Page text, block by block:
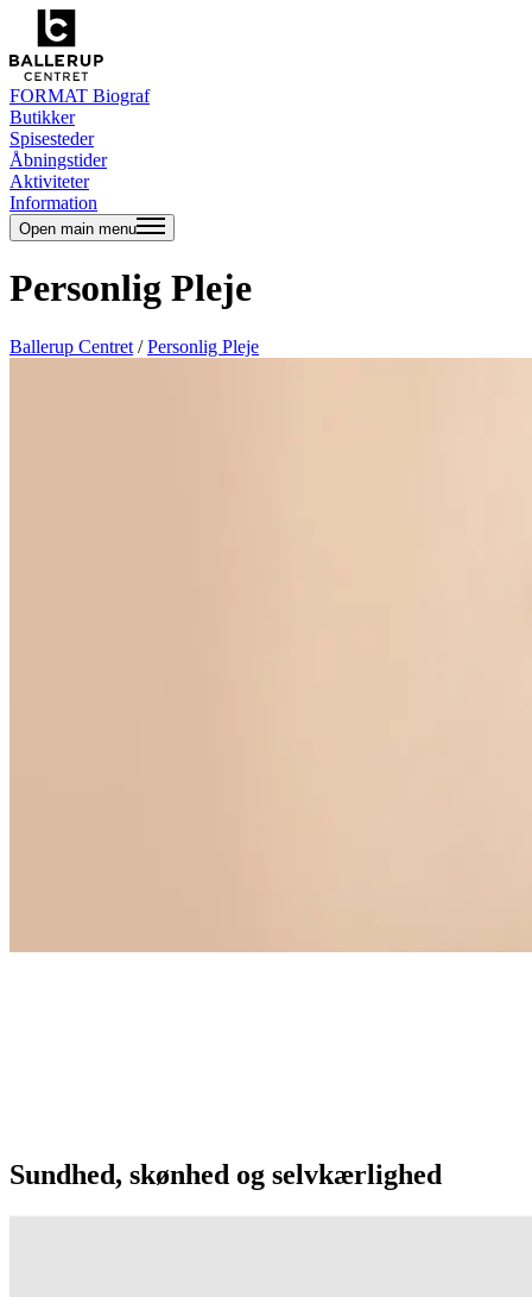
FORMAT Biograf
Butikker
Spisesteder
Åbningstider
Aktiviteter
Information
Open main menu
Personlig Pleje
Ballerup Centret /Personlig Pleje
Sundhed, skønhed og selvkærlighed